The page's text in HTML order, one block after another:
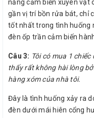
năng cảm biến xuyên vật
gần vị trí bồn rửa bát, chỉ
tốt nhất trong tình huống
đèn ốp trần cảm biến
Câu 3: Tôi có mua 1
thấy rất không hài lòng
hàng xóm của nhà tôi.
Đây là tình huống xảy ra
đèn dưới mái hiên cổng